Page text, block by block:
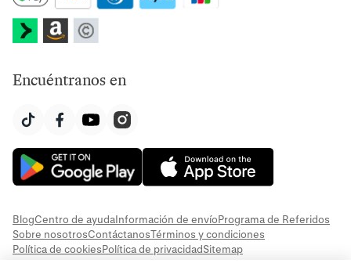
Encuéntranos en
BlogCentro de ayudaInformación de envíoPrograma de Referidos
Sobre nosotrosContáctanosTérminos y condiciones
Política de cookiesPolítica de privacidadSitemap